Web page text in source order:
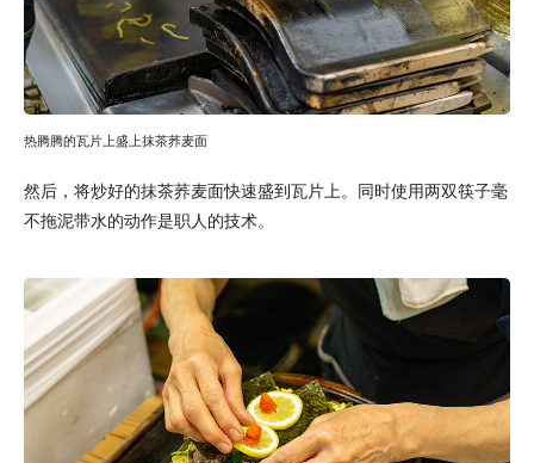
热腾腾的瓦片上盛上抹茶荞麦面
然后，将炒好的抹茶荞麦面快速盛到瓦片上。同时使用两双筷子毫
不拖泥带水的动作是职人的技术。